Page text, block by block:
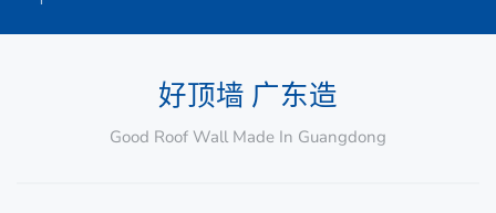
好顶墙 广东造
Good Roof Wall Made In Guangdong